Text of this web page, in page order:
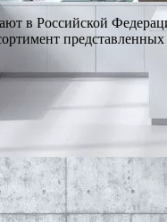
в Российской